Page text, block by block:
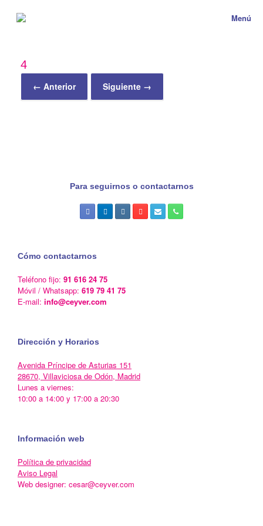
Menú
4
← Anterior Siguiente →
Para seguirnos o contactarnos
Cómo contactarnos
Teléfono fijo: 91 616 24 75
Móvil / Whatsapp: 619 79 41 75
E-mail: info@ceyver.com
Dirección y Horarios
Avenida Príncipe de Asturias 151
28670, Villaviciosa de Odón, Madrid
Lunes a viernes:
10:00 a 14:00 y 17:00 a 20:30
Información web
Política de privacidad
Aviso Legal
Web designer: cesar@ceyver.com